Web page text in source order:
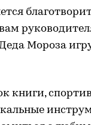
Деда Мороза
книги,